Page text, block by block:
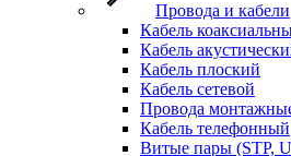
Провода и кабели
Кабель
Кабель
Кабель плоский
Кабель сетевой
Провода
Кабель телефонный
Витые пары (STP,